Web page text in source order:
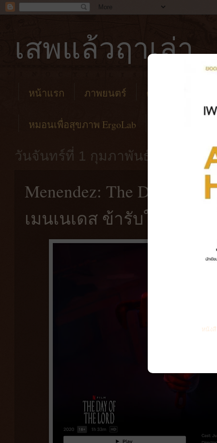
เสพแล้วฤาเล่า
หน้าแรก ภาพยนตร์ คาเฟ่
หมอนเพื่อสุขภาพ ErgoLab
วันจันทร์ที่ 1 กุมภาพันธ์ พ.ศ. 2564
Menendez: The Day of
เมนเนเดส ข้ารับใช้ของพร
หนัง